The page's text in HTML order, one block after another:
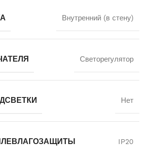
Внутренний (в стену)
Светорегулятор
Нет
IP20